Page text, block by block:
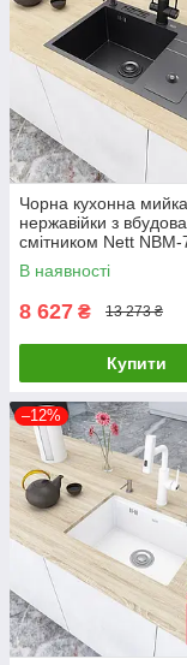
Чорна кухонна
нержавійки з
смітником Nett NBM-
В наявності
8 627 ₴ 13 273 ₴
Купити
–12%